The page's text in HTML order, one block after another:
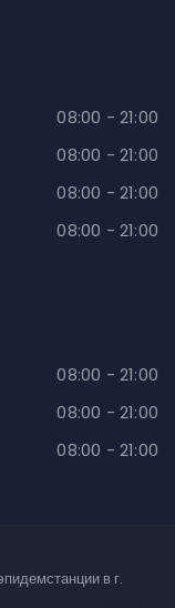
08:00 - 21:00
08:00 - 21:00
08:00 - 21:00
08:00 - 21:00
08:00 - 21:00
08:00 - 21:00
08:00 - 21:00
в г.